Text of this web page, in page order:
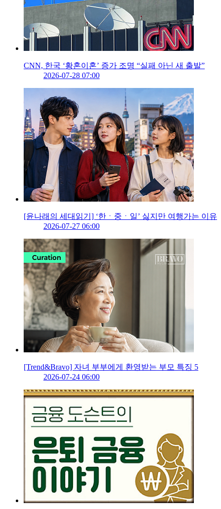
CNN, 한국 ‘황혼이혼’ 증가 조명 “실패 아닌 새 출발”
2026-07-28 07:00
[윤나래의 세대읽기] ‘한ㆍ중ㆍ일’ 싫지만 여행가는 이유
2026-07-27 06:00
[Trend&Bravo] 자녀 부부에게 환영받는 부모 특징 5
2026-07-24 06:00